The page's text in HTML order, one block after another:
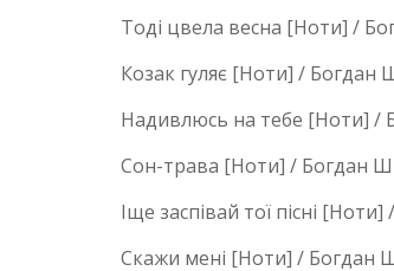
Тоді цвела весна [Ноти] /
Козак гуляє [Ноти] / Богдан
Надивлюсь на тебе [Ноти] /
Сон-трава [Ноти] / Богдан
Іще заспівай тої пісні
Скажи мені [Ноти] / Богдан